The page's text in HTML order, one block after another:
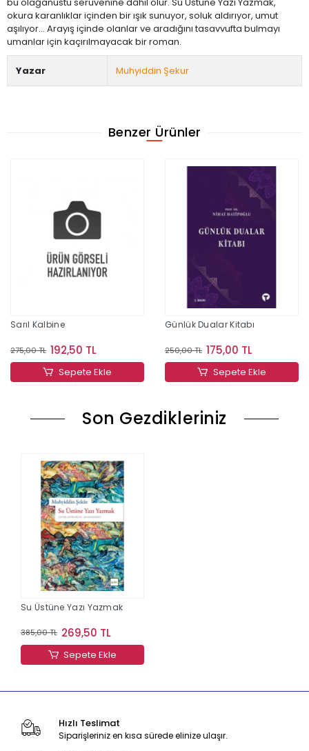
okura karanlıklar içinden bir ışık sunuyor, soluk aldırıyor, umut
aşılıyor... Arayış içinde olanlar ve aradığını tasavvufta bulmayı
umanlar için kaçırılmayacak bir roman.
Yazar Muhyiddin Şekur
Benzer Ürünler
Sarıl Kalbine
275,00 TL 192,50 TL
Sepete Ekle
Günlük Dualar Kitabı
250,00 TL 175,00 TL
Sepete Ekle
Son Gezdikleriniz
Su Üstüne Yazı Yazmak
385,00 TL 269,50 TL
Sepete Ekle
Hızlı Teslimat
Siparişleriniz en kısa sürede elinize ulaşır.